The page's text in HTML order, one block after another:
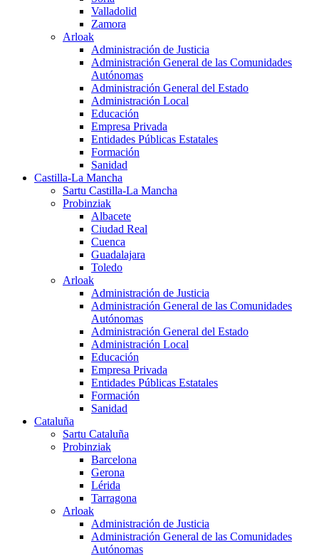
Valladolid
Zamora
Arloak
Administración de Justicia
Administración General de las Comunidades
Autónomas
Administración General del Estado
Administración Local
Educación
Empresa Privada
Entidades Públicas Estatales
Formación
Sanidad
Castilla-La Mancha
Sartu Castilla-La Mancha
Probinziak
Albacete
Ciudad Real
Cuenca
Guadalajara
Toledo
Arloak
Administración de Justicia
Administración General de las Comunidades
Autónomas
Administración General del Estado
Administración Local
Educación
Empresa Privada
Entidades Públicas Estatales
Formación
Sanidad
Cataluña
Sartu Cataluña
Probinziak
Barcelona
Gerona
Lérida
Tarragona
Arloak
Administración de Justicia
Administración General de las Comunidades
Autónomas